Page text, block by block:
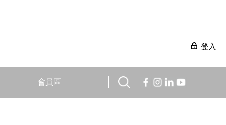
登入
會員區